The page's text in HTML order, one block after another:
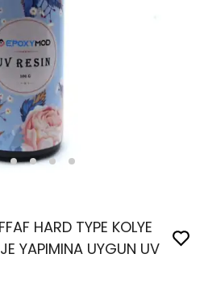
HARD TYPE KOLYE
YAPIMINA UYGUN UV